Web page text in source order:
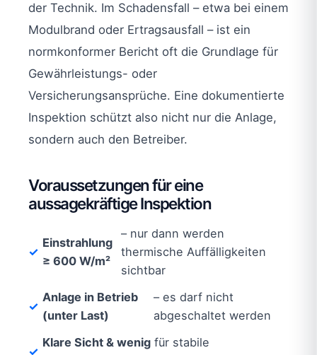
der Technik. Im Schadensfall – etwa bei einem
Modulbrand oder Ertragsausfall – ist ein
normkonformer Bericht oft die Grundlage für
Gewährleistungs- oder
Versicherungsansprüche. Eine dokumentierte
Inspektion schützt also nicht nur die Anlage,
sondern auch den Betreiber.
Voraussetzungen für eine
aussagekräftige Inspektion
Einstrahlung
≥ 600 W/m²
– nur dann werden
thermische Auffälligkeiten
sichtbar
Anlage in Betrieb
(unter Last)
– es darf nicht
abgeschaltet werden
Klare Sicht & wenig für stabile